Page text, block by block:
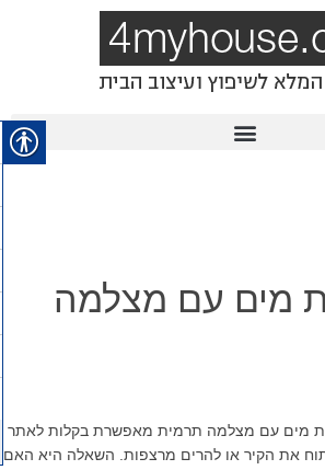
מים עם מצלמה
מים עם מצלמה תרמית מאפשרת בקלות לאתר
את הקיר או להרים מרצפות. השאלה היא האם